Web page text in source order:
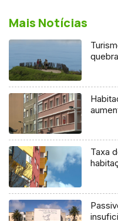
Mais Notícias
Taxa